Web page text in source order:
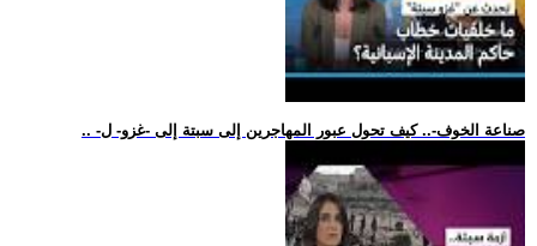
.. -صناعة الخوف-.. كيف تحول عبور المهاجرين إلى سبتة إلى -غزو- ل